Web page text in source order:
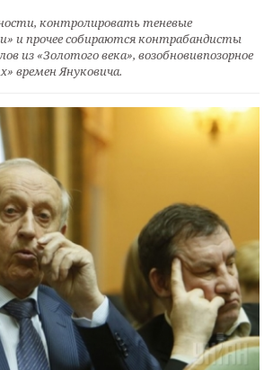
контролировать теневые
и прочее собираются контрабандисты
из «Золотого века», возобновивпозорное
времен Януковича.